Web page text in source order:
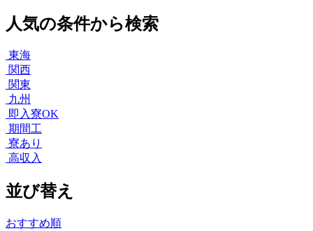
人気の条件から検索
東海
関西
関東
九州
即入寮OK
期間工
寮あり
高収入
並び替え
おすすめ順